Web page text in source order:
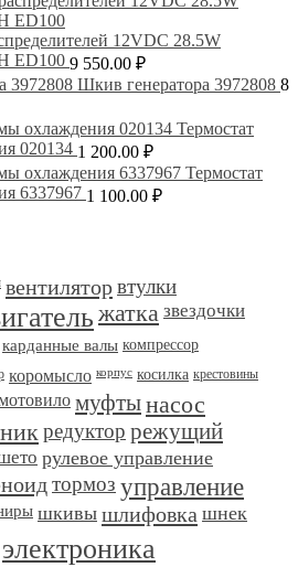
12VDC 28.5W
ED100 9 550.00 ₽
Шкив генератора 3972808 8
Термостат
020134 1 200.00 ₽
Термостат
6337967 1 100.00 ₽
вентиляторвтулки
жатка звездочки
карданные валы компрессор
коромысло корпус косилка крестовины
муфтынасос
редуктор режущий
рулевое управление
тормоз управление
шкивы шлифовка шнек
электроника